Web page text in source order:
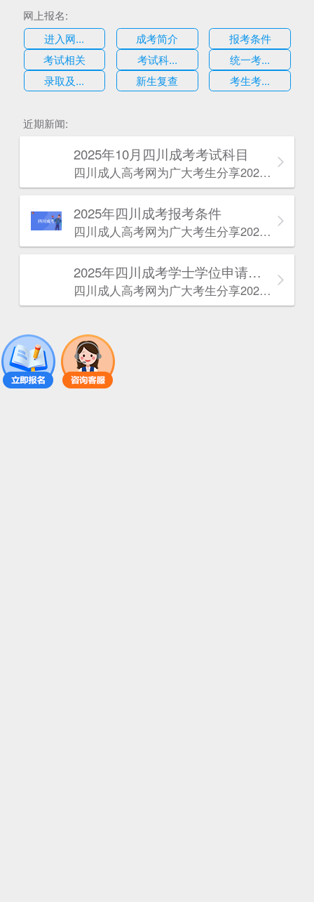
网上报名:
进入网...
成考简介
报考条件
考试相关
考试科...
统一考...
录取及...
新生复查 考生考...
近期新闻:
2025年10月四川成考考试科目
四川成人高考网​为广大考生分享2025年10月四川成考考试科目。为广大在职人员和社会人士提供学历提升的机会。更多四川成考考试信息，欢迎在线访问四川成人高考网。
2025年‌‌‌‌四川成考报考条件
四川成人高考网​为广大考生分享2025年‌‌‌‌四川成考报考条件。为广大在职人员和社会人士提供学历提升的机会。更多四川成考考试信息，欢迎在线访问四川成人高考网。
2025年‌‌‌‌四川成考学士学位申请条件
四川成人高考网​为广大考生分享2025年‌‌‌‌四川成考学士学位申请条件。为广大在职人员和社会人士提供学历提升的机会。更多四川成考考试信息，欢迎在线访问四川成人高考网。